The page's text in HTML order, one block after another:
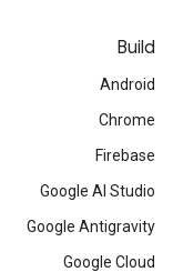
Build
Android
Chrome
Firebase
Google AI Studio
Google Antigravity
Google Cloud